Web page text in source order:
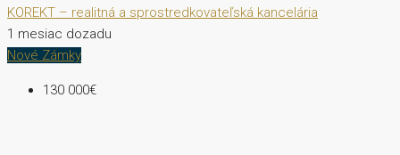
KOREKT – realitná a sprostredkovateľská kancelária
1 mesiac dozadu
Nové Zámky
130 000€